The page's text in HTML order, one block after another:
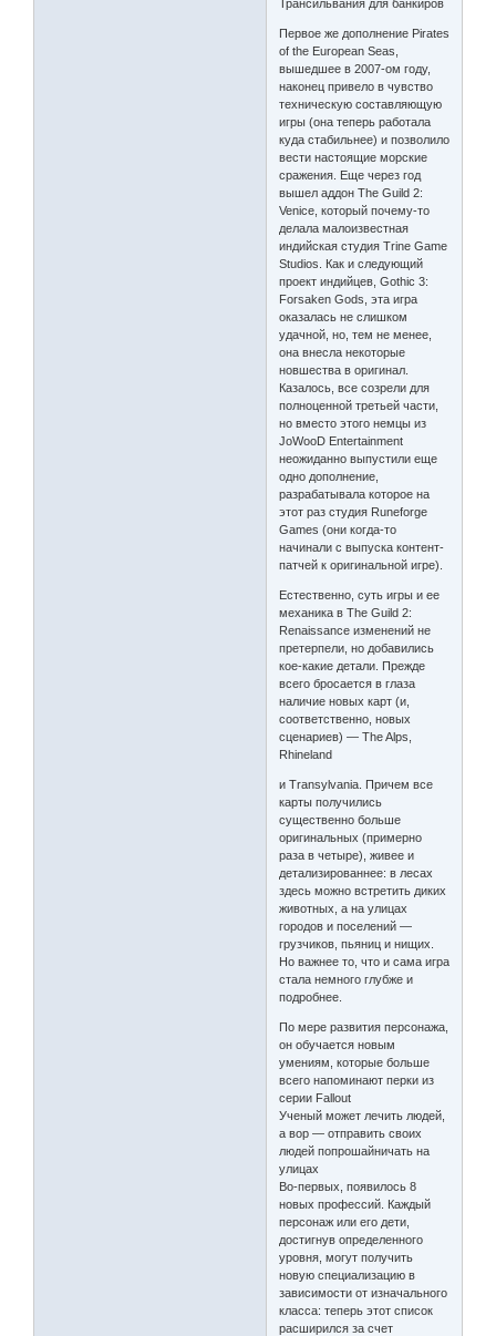
Трансильвания для банкиров
Первое же дополнение Pirates
of the European Seas,
вышедшее в 2007-ом году,
наконец привело в чувство
техническую составляющую
игры (она теперь работала
куда стабильнее) и позволило
вести настоящие морские
сражения. Еще через год
вышел аддон The Guild 2:
Venice, который почему-то
делала малоизвестная
индийская студия Trine Game
Studios. Как и следующий
проект индийцев, Gothic 3:
Forsaken Gods, эта игра
оказалась не слишком
удачной, но, тем не менее,
она внесла некоторые
новшества в оригинал.
Казалось, все созрели для
полноценной третьей части,
но вместо этого немцы из
JoWooD Entertainment
неожиданно выпустили еще
одно дополнение,
разрабатывала которое на
этот раз студия Runeforge
Games (они когда-то
начинали с выпуска контент-
патчей к оригинальной игре).
Естественно, суть игры и ее
механика в The Guild 2:
Renaissance изменений не
претерпели, но добавились
кое-какие детали. Прежде
всего бросается в глаза
наличие новых карт (и,
соответственно, новых
сценариев) — The Alps,
Rhineland
и Transylvania. Причем все
карты получились
существенно больше
оригинальных (примерно
раза в четыре), живее и
детализированнее: в лесах
здесь можно встретить диких
животных, а на улицах
городов и поселений —
грузчиков, пьяниц и нищих.
Но важнее то, что и сама игра
стала немного глубже и
подробнее.
По мере развития персонажа,
он обучается новым
умениям, которые больше
всего напоминают перки из
серии Fallout
Ученый может лечить людей,
а вор — отправить своих
людей попрошайничать на
улицах
Во-первых, появилось 8
новых профессий. Каждый
персонаж или его дети,
достигнув определенного
уровня, могут получить
новую специализацию в
зависимости от изначального
класса: теперь этот список
расширился за счет